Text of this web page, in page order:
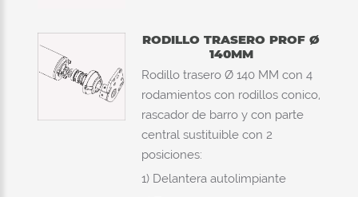
RODILLO TRASERO PROF Ø
140MM
Rodillo trasero Ø 140 MM con 4
rodamientos con rodillos conico,
rascador de barro y con parte
central sustituible con 2
posiciones:
1) Delantera autolimpiante